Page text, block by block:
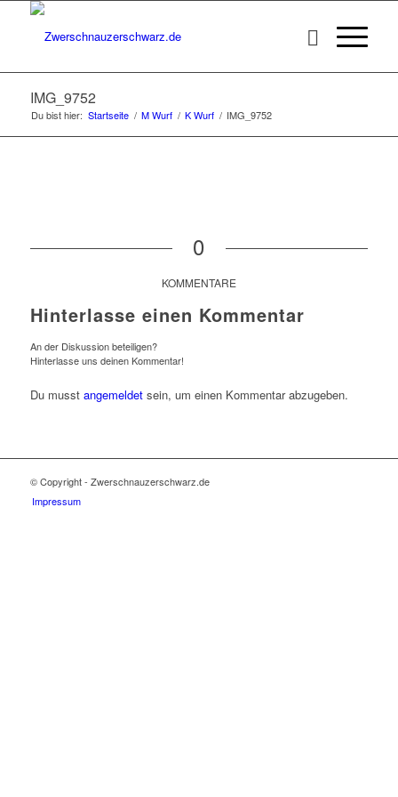
IMG_9752
Du bist hier: Startseite / M Wurf / K Wurf / IMG_9752
0
KOMMENTARE
Hinterlasse einen Kommentar
An der Diskussion beteiligen?
Hinterlasse uns deinen Kommentar!
Du musst angemeldetsein, um einen Kommentar abzugeben.
© Copyright - Zwerschnauzerschwarz.de
Impressum